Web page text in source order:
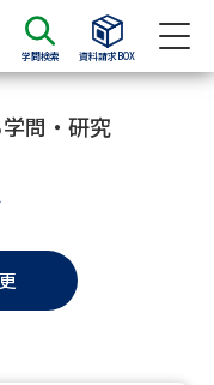
学問検索 資料請求BOX
資料検索
学科パンフ
問・研究